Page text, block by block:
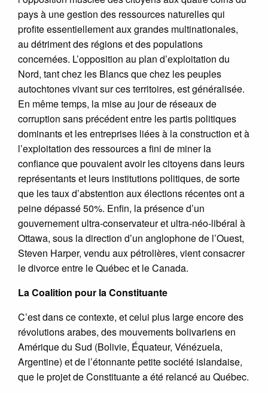
pays à une gestion des ressources naturelles qui
profite essentiellement aux grandes multinationales,
au détriment des régions et des populations
concernées. L’opposition au plan d’exploitation du
Nord, tant chez les Blancs que chez les peuples
autochtones vivant sur ces territoires, est généralisée.
En même temps, la mise au jour de réseaux de
corruption sans précédent entre les partis politiques
dominants et les entreprises liées à la construction et à
l’exploitation des ressources a fini de miner la
confiance que pouvaient avoir les citoyens dans leurs
représentants et leurs institutions politiques, de sorte
que les taux d’abstention aux élections récentes ont a
peine dépassé 50%. Enfin, la présence d’un
gouvernement ultra-conservateur et ultra-néo-libéral à
Ottawa, sous la direction d’un anglophone de l’Ouest,
Steven Harper, vendu aux pétrolières, vient consacrer
le divorce entre le Québec et le Canada.
La Coalition pour la Constituante
C’est dans ce contexte, et celui plus large encore des
révolutions arabes, des mouvements bolivariens en
Amérique du Sud (Bolivie, Équateur, Vénézuela,
Argentine) et de l’étonnante petite société islandaise,
que le projet de Constituante a été relancé au Québec.